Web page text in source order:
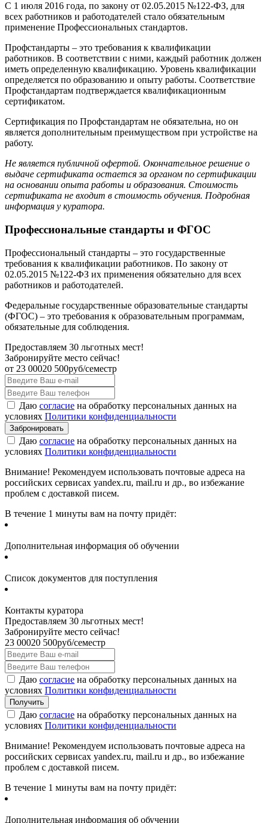
С 1 июля 2016 года, по закону от 02.05.2015 №122-ФЗ, для
всех работников и работодателей стало обязательным
применение Профессиональных стандартов.
Профстандарты – это требования к квалификации
работников. В соответствии с ними, каждый работник должен
иметь определенную квалификацию. Уровень квалификации
определяется по образованию и опыту работы. Соответствие
Профстандартам подтверждается квалификационным
сертификатом.
Сертификация по Профстандартам не обязательна, но он
является дополнительным преимуществом при устройстве на
работу.
Не является публичной офертой. Окончательное решение о
выдаче сертификата остается за органом по сертификации
на основании опыта работы и образования. Стоимость
сертификата не входит в стоимость обучения. Подробная
информация у куратора.
Профессиональные стандарты и ФГОС
Профессиональный стандарты – это государственные
требования к квалификации работников. По закону от
02.05.2015 №122-ФЗ их применения обязательно для всех
работников и работодателей.
Федеральные государственные образовательные стандарты
(ФГОС) – это требования к образовательным программам,
обязательные для соблюдения.
Предоставляем 30 льготных мест!
Забронируйте место сейчас!
от 23 00020 500руб/семестр
Даю согласие на обработку персональных данных на
условиях Политики конфиденциальности
Даю согласие на обработку персональных данных на
условиях Политики конфиденциальности
Внимание! Рекомендуем использовать почтовые адреса на
российских сервисах yandex.ru, mail.ru и др., во избежание
проблем с доставкой писем.
В течение 1 минуты вам на почту придёт:
Дополнительная информация об обучении
Список документов для поступления
Контакты куратора
Предоставляем 30 льготных мест!
Забронируйте место сейчас!
23 00020 500руб/семестр
Даю согласие на обработку персональных данных на
условиях Политики конфиденциальности
Даю согласие на обработку персональных данных на
условиях Политики конфиденциальности
Внимание! Рекомендуем использовать почтовые адреса на
российских сервисах yandex.ru, mail.ru и др., во избежание
проблем с доставкой писем.
В течение 1 минуты вам на почту придёт:
Дополнительная информация об обучении